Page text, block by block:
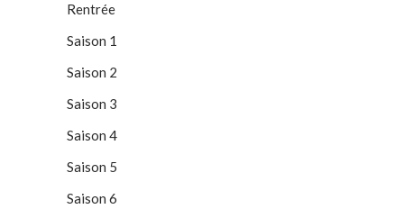
Rentrée
Saison 1
Saison 2
Saison 3
Saison 4
Saison 5
Saison 6